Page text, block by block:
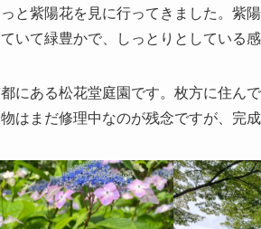
と紫陽花を見に行ってきました。紫
いて緑豊かで、しっとりとしている感
にある松花堂庭園です。枚方に住ん
はまだ修理中なのが残念ですが、完